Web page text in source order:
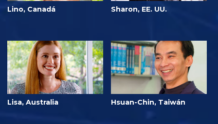
Lino, Canadá Sharon, EE. UU.
Lisa, Australia Hsuan-Chin, Taiwán